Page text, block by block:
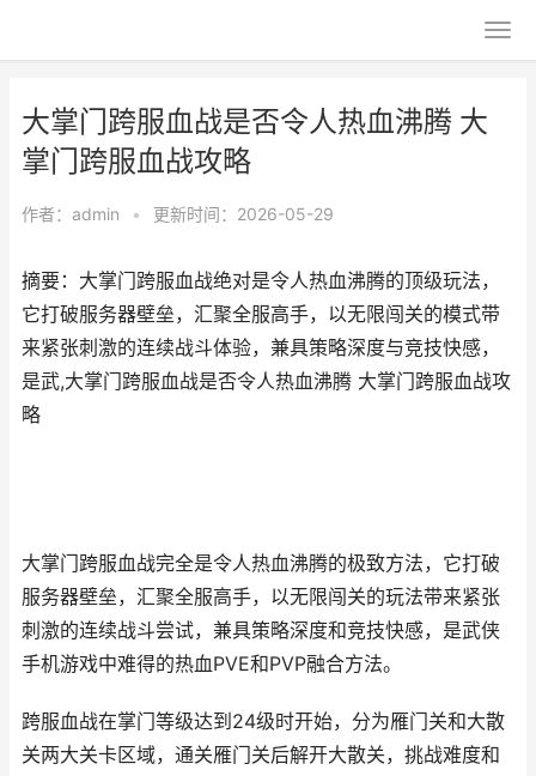
大掌门跨服血战是否令人热血沸腾 大
掌门跨服血战攻略
作者： admin • 更新时间：2026-05-29
摘要：大掌门跨服血战绝对是令人热血沸腾的顶级玩法，
它打破服务器壁垒，汇聚全服高手，以无限闯关的模式带
来紧张刺激的连续战斗体验，兼具策略深度与竞技快感，
是武,大掌门跨服血战是否令人热血沸腾 大掌门跨服血战攻
略
大掌门跨服血战完全是令人热血沸腾的极致方法，它打破
服务器壁垒，汇聚全服高手，以无限闯关的玩法带来紧张
刺激的连续战斗尝试，兼具策略深度和竞技快感，是武侠
手机游戏中难得的热血PVE和PVP融合方法。
跨服血战在掌门等级达到24级时开始，分为雁门关和大散
关两大关卡区域，通关雁门关后解开大散关，挑战难度和